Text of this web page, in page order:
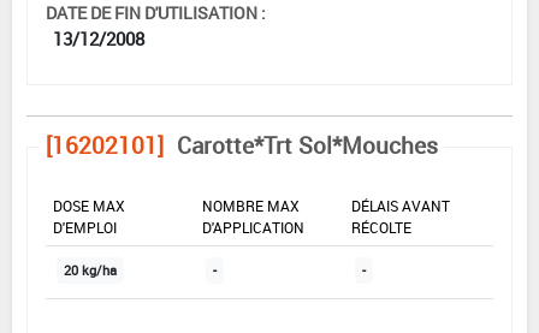
DATE DE FIN D'UTILISATION :
13/12/2008
[16202101] Carotte*Trt Sol*Mouches
DOSE MAX
D'EMPLOI
NOMBRE MAX
D'APPLICATION
DÉLAIS AVANT
RÉCOLTE
20 kg/ha - -